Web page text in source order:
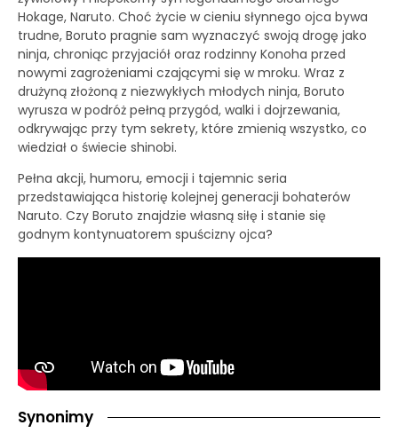
Hokage, Naruto. Choć życie w cieniu słynnego ojca bywa
trudne, Boruto pragnie sam wyznaczyć swoją drogę jako
ninja, chroniąc przyjaciół oraz rodzinny Konoha przed
nowymi zagrożeniami czającymi się w mroku. Wraz z
drużyną złożoną z niezwykłych młodych ninja, Boruto
wyrusza w podróż pełną przygód, walki i dojrzewania,
odkrywając przy tym sekrety, które zmienią wszystko, co
wiedział o świecie shinobi.
Pełna akcji, humoru, emocji i tajemnic seria
przedstawiająca historię kolejnej generacji bohaterów
Naruto. Czy Boruto znajdzie własną siłę i stanie się
godnym kontynuatorem spuścizny ojca?
Synonimy